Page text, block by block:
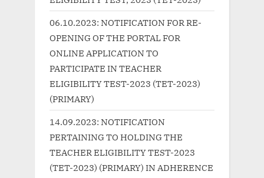
06.10.2023: NOTIFICATION FOR RE-
OPENING OF THE PORTAL FOR
ONLINE APPLICATION TO
PARTICIPATE IN TEACHER
ELIGIBILITY TEST-2023 (TET-2023)
(PRIMARY)
14.09.2023: NOTIFICATION
PERTAINING TO HOLDING THE
TEACHER ELIGIBILITY TEST-2023
(TET-2023) (PRIMARY) IN ADHERENCE